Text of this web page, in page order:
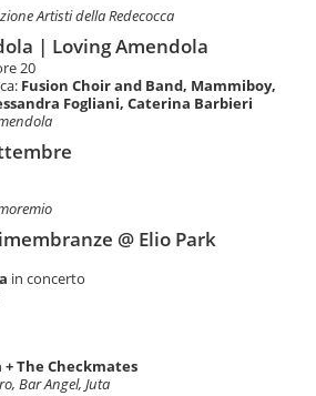
Artisti della Redecocca
| Loving Amendola
20
Fusion Choir and Band, Mammiboy,
Fogliani, Caterina Barbieri
@ Elio Park
in concerto
+ The Checkmates
Bar Angel, Juta